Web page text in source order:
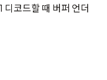
코드할 때 버퍼 언더